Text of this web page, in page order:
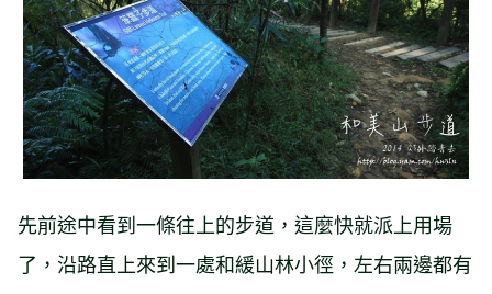
先前途中看到一條往上的步道，這麼快就派上用場
了，沿路直上來到一處和緩山林小徑，左右兩邊都有